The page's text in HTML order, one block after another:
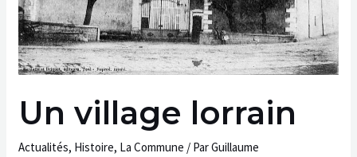
Un village lorrain
Actualités, Histoire, La Commune / ParGuillaume